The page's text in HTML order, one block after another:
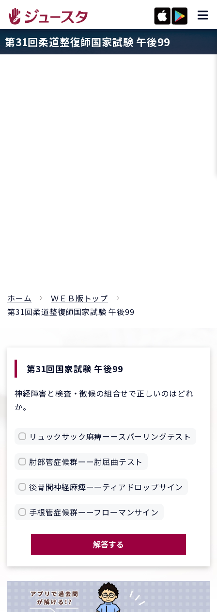
第31回柔道整復師国家試験 午後99
ホーム
ＷＥＢ版トップ
第31回柔道整復師国家試験 午後99
第31回国家試験 午後99
神経障害と検査・徴候の組合せで正しいのはどれ
か。
リュックサック麻痺ーースパーリングテスト
肘部管症候群ーー肘屈曲テスト
後骨間神経麻痺ーーティアドロップサイン
手根管症候群ーーフローマンサイン
解答する